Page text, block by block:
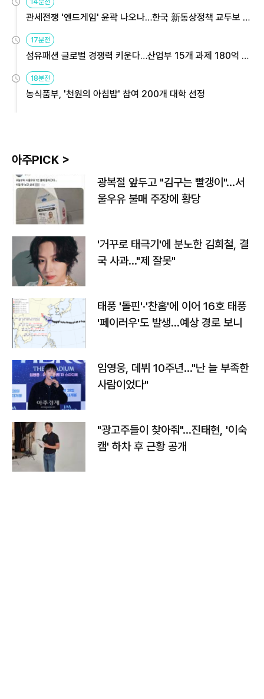
관세전쟁 '엔드게임' 윤곽 나오나…한국 新통상정책 교두보 활
17분전
섬유패션 글로벌 경쟁력 키운다…산업부 15개 과제 180억 지
18분전
농식품부, '천원의 아침밥' 참여 200개 대학 선정
아주PICK >
광복절 앞두고 "김구는 빨갱이"…서
울우유 불매 주장에 황당
'거꾸로 태극기'에 분노한 김희철, 결
국 사과…"제 잘못"
태풍 '돌핀'·'찬홈'에 이어 16호 태풍
'페이러우'도 발생…예상 경로 보니
임영웅, 데뷔 10주년…"난 늘 부족한
사람이었다"
"광고주들이 찾아줘"…진태현, '이숙
캠' 하차 후 근황 공개